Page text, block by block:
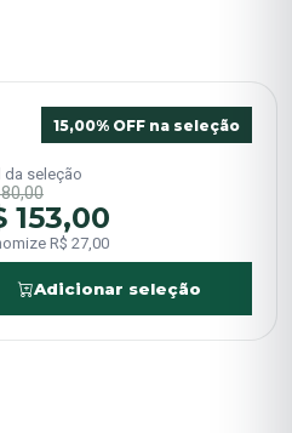
15,00% OFF na seleção
da seleção
153,00
R$ 27,00
Adicionar seleção